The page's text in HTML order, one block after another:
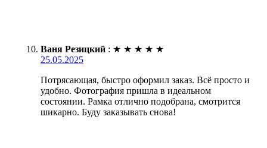
Ваня Резицкий : ★ ★ ★ ★ ★
25.05.2025
Потрясающая, быстро оформил заказ. Всё просто и
удобно. Фотография пришла в идеальном
состоянии. Рамка отлично подобрана, смотрится
шикарно. Буду заказывать снова!